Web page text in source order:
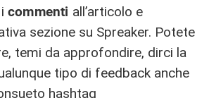
commenti all’articolo e
sezione su Spreaker. Potete
temi da approfondire, dirci la
tipo di feedback anche
hashtag